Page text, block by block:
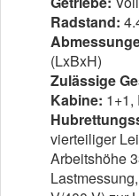
Radstand:
(LxBxH)
Zulässige
Kabine: 1+1,
vierteiliger
Arbeitshöhe